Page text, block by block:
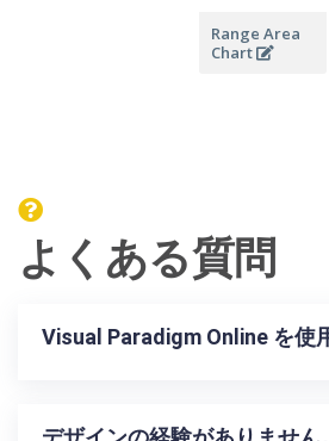
Range Area
Chart
よくある質問
Visual Paradigm Online を使